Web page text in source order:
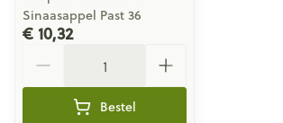
Sinaasappel Past 36
€ 10,32
Bestel